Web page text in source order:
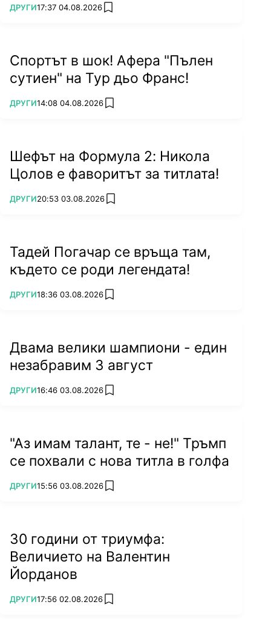
ПОВЕЧЕ ОТ
ДРУГИ17:37 04.08.2026 add favorites
Спортът в шок! Афера "Пълен
сутиен" на Тур дьо Франс!
ПОВЕЧЕ ОТ
ДРУГИ14:08 04.08.2026 add favorites
Шефът на Формула 2: Никола
Цолов е фаворитът за титлата!
ПОВЕЧЕ ОТ
ДРУГИ20:53 03.08.2026 add favorites
Тадей Погачар се връща там,
където се роди легендата!
ПОВЕЧЕ ОТ
ДРУГИ18:36 03.08.2026 add favorites
Двама велики шампиони - един
незабравим 3 август
ПОВЕЧЕ ОТ
ДРУГИ16:46 03.08.2026 add favorites
"Аз имам талант, те - не!" Тръмп
се похвали с нова титла в голфа
ПОВЕЧЕ ОТ
ДРУГИ15:56 03.08.2026 add favorites
30 години от триумфа:
Величието на Валентин
Йорданов
ПОВЕЧЕ ОТ
ДРУГИ17:56 02.08.2026 add favorites